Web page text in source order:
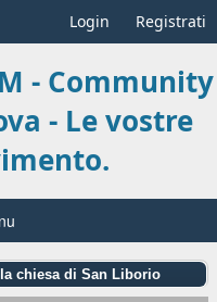
Login Registrati
- Community
- Le vostre
chiesa di San Liborio